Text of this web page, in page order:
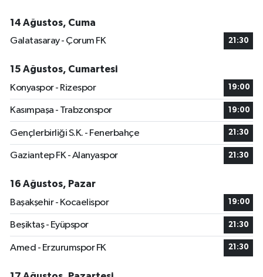
14 Ağustos, Cuma
Galatasaray - Çorum FK
21:30
15 Ağustos, Cumartesi
Konyaspor - Rizespor
19:00
Kasımpaşa - Trabzonspor 19:00
Gençlerbirliği S.K. - Fenerbahçe 21:30
Gaziantep FK - Alanyaspor 21:30
16 Ağustos, Pazar
Başakşehir - Kocaelispor
19:00
Beşiktaş - Eyüpspor 21:30
Amed - Erzurumspor FK 21:30